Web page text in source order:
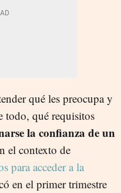
qué les preocupa y
todo, qué requisitos
la confianza de un
el contexto de
para acceder a la
en el primer trimestre